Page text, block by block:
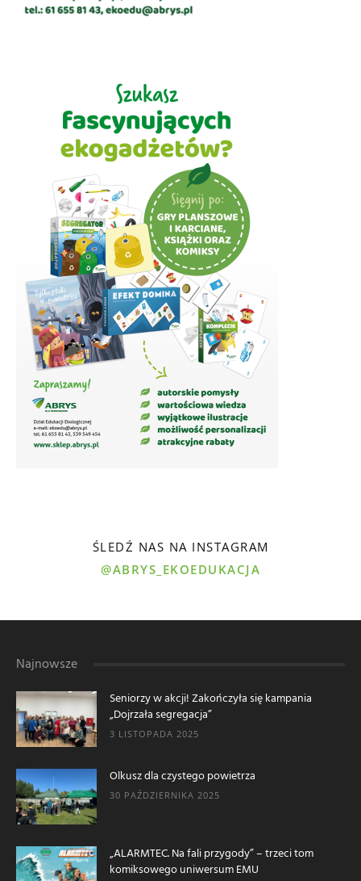
ŚLEDŹ NAS NA INSTAGRAM
@ABRYS_EKOEDUKACJA
Najnowsze
Seniorzy w akcji! Zakończyła się kampania
„Dojrzała segregacja”
3 LISTOPADA 2025
Olkusz dla czystego powietrza
30 PAŹDZIERNIKA 2025
„ALARMTEC. Na fali przygody” – trzeci tom
komiksowego uniwersum EMU